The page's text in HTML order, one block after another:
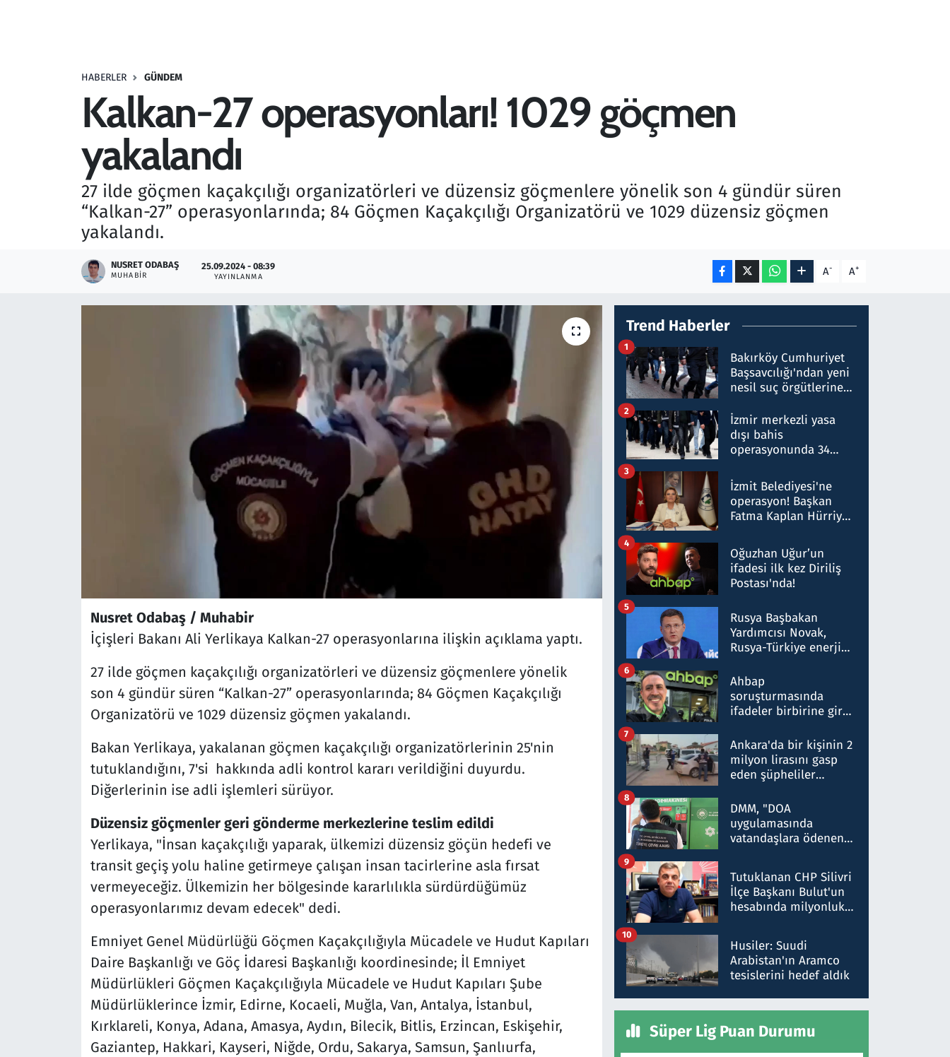
HABERLER GÜNDEM
Kalkan-27 operasyonları! 1029 göçmen
yakalandı
27 ilde göçmen kaçakçılığı organizatörleri ve düzensiz göçmenlere yönelik son 4 gündür süren
“Kalkan-27” operasyonlarında; 84 Göçmen Kaçakçılığı Organizatörü ve 1029 düzensiz göçmen
yakalandı.
NUSRET ODABAŞ
MUHABIR
25.09.2024 - 08:39
YAYINLANMA A- A+
Nusret Odabaş / Muhabir
İçişleri Bakanı Ali Yerlikaya Kalkan-27 operasyonlarına ilişkin açıklama yaptı.
27 ilde göçmen kaçakçılığı organizatörleri ve düzensiz göçmenlere yönelik
son 4 gündür süren “Kalkan-27” operasyonlarında; 84 Göçmen Kaçakçılığı
Organizatörü ve 1029 düzensiz göçmen yakalandı.
Bakan Yerlikaya, yakalanan göçmen kaçakçılığı organizatörlerinin 25'nin
tutuklandığını, 7'si hakkında adli kontrol kararı verildiğini duyurdu.
Diğerlerinin ise adli işlemleri sürüyor.
Düzensiz göçmenler geri gönderme merkezlerine teslim edildi
Yerlikaya, "İnsan kaçakçılığı yaparak, ülkemizi düzensiz göçün hedefi ve
transit geçiş yolu haline getirmeye çalışan insan tacirlerine asla fırsat
vermeyeceğiz. Ülkemizin her bölgesinde kararlılıkla sürdürdüğümüz
operasyonlarımız devam edecek" dedi.
Emniyet Genel Müdürlüğü Göçmen Kaçakçılığıyla Mücadele ve Hudut Kapıları
Daire Başkanlığı ve Göç İdaresi Başkanlığı koordinesinde; İl Emniyet
Müdürlükleri Göçmen Kaçakçılığıyla Mücadele ve Hudut Kapıları Şube
Müdürlüklerince İzmir, Edirne, Kocaeli, Muğla, Van, Antalya, İstanbul,
Kırklareli, Konya, Adana, Amasya, Aydın, Bilecik, Bitlis, Erzincan, Eskişehir,
Gaziantep, Hakkari, Kayseri, Niğde, Ordu, Sakarya, Samsun, Şanlıurfa,
Trend Haberler
Bakırköy Cumhuriyet
Başsavcılığı'ndan yeni
nesil suç örgütlerine
hakkında gözaltı kararı
1
İzmir merkezli yasa
dışı bahis
operasyonunda 34
Milyar liralık para
trafiği tespit edildi
2
İzmit Belediyesi'ne
operasyon! Başkan
Fatma Kaplan Hürriyet
3
Oğuzhan Uğur’un
ifadesi ilk kez Diriliş
Postası'nda!
4
Rusya Başbakan
Yardımcısı Novak,
Rusya-Türkiye enerji
nitelikte olduğunu
belirtti
5
Ahbap
soruşturmasında
ifadeler birbirine girdi:
ifadelerinden ortaya
çıkan tablo şok etti
6
Ankara'da bir kişinin 2
milyon lirasını gasp
eden şüpheliler
7
DMM, "DOA
uygulamasında
vatandaşlara ödenen
düşürüldüğü" iddiasını
yalanladı
8
Tutuklanan CHP Silivri
İlçe Başkanı Bulut'un
hesabında milyonluk
talimat verdi, ben
gönderdim
9
Husiler: Suudi
Arabistan'ın Aramco
tesislerini hedef aldık
10
Süper Lig Puan Durumu
Savunma Sanayi
Seçim 2023
Televizyon